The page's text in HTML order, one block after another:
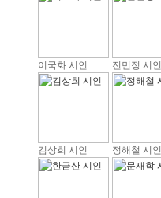
이국화 시인 전민정 시인
김상희 시인 정해철 시인